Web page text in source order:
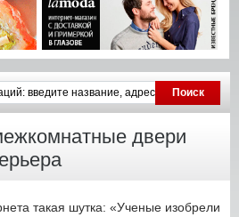
двери
такая шутка: «Ученые изобрели